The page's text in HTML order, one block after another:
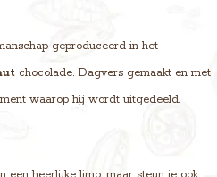
geproduceerd in het
chocolade. Dagvers gemaakt en met
waarop hij wordt uitgedeeld.